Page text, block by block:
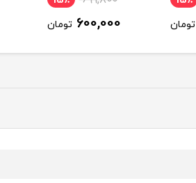
تومان 600,000 تومان